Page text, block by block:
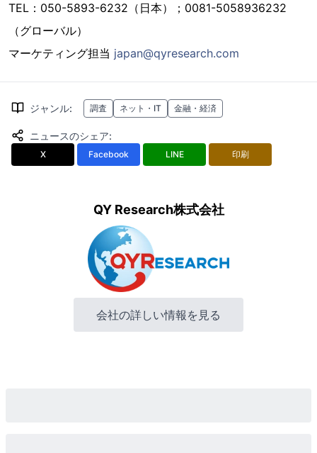
TEL：050-5893-6232（日本）；0081-5058936232
（グローバル）
マーケティング担当 japan@qyresearch.com
ジャンル: 調査 ネット・IT 金融・経済
ニュースのシェア:
X Facebook LINE 印刷
QY Research株式会社
会社の詳しい情報を見る